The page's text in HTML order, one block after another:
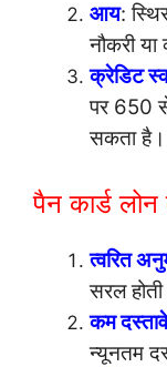
आय:
नौकरी या
क्रेडिट
पर 650
सकता है।
पैन कार्ड
त्वरित
सरल
कम
न्यूनतम